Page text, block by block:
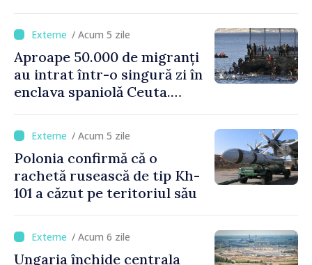
/ Acum 5 zile
Aproape 50.000 de migranți
au intrat într-o singură zi în
enclava spaniolă Ceuta.
Schengen cu Spania
/ Acum 5 zile
Polonia confirmă că o
rachetă rusească de tip Kh-
101 a căzut pe teritoriul său
/ Acum 6 zile
Ungaria închide centrala